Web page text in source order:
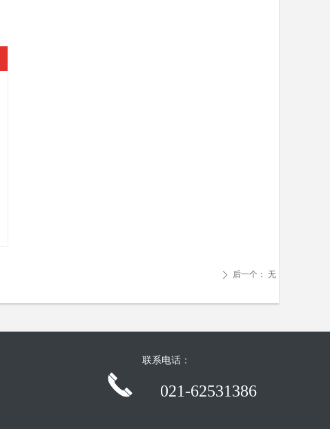
ꄲ 后一个： 无
끅 021-62531386
联系电话：